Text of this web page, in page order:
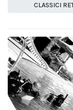
CLASSICI